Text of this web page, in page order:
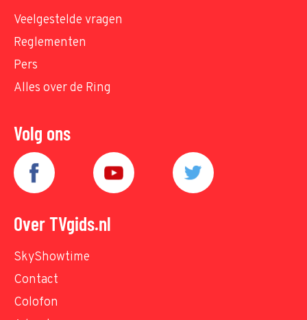
Veelgestelde vragen
Reglementen
Pers
Alles over de Ring
Volg ons
Over TVgids.nl
SkyShowtime
Contact
Colofon